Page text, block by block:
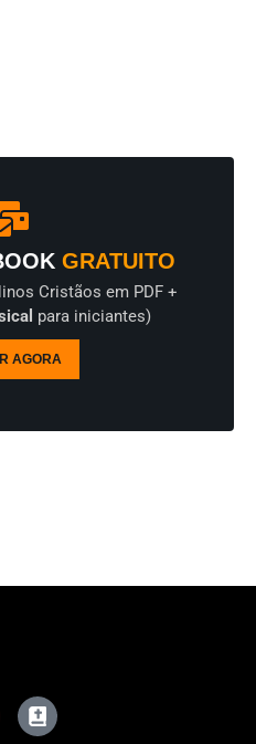
GRATUITO
Cristãos em PDF +
para iniciantes)
AGORA